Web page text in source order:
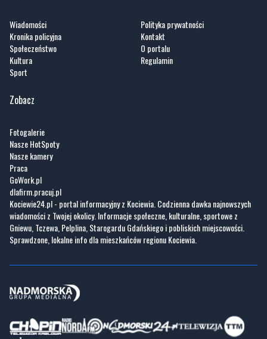
Wiadomości
Kronika policyjna
Społeczeństwo
Kultura
Sport
Polityka prywatności
Kontakt
O portalu
Regulamin
Zobacz
Fotogalerie
Nasze HotSpoty
Nasze kamery
Praca
GoWork.pl
dlafirm.pracuj.pl
Kociewie24.pl - portal informacyjny z Kociewia. Codzienna dawka najnowszych
wiadomości z Twojej okolicy. Informacje społeczne, kulturalne, sportowe z
Gniewu, Tczewa, Pelplina, Starogardu Gdańskiego i pobliskich miejscowości.
Sprawdzone, lokalne info dla mieszkańców regionu Kociewia.